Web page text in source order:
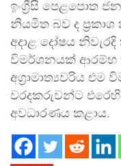
ඉංග්‍රීසි පෙළපොත
නියමිත බව ද
අදාළ දෝෂය
විමර්ශනයක් ආරම්භ
අග්‍රාමාත්‍යවරිය එම
වරදකරුවන්ට
අවධාරණය කළාය.